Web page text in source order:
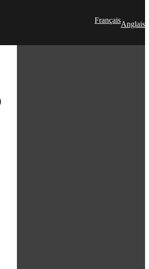
FrançaisAnglais